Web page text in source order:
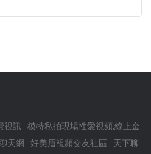
視訊
模特私拍現場性愛視頻,線上金
天網 好美眉視頻交友社區
天下聊